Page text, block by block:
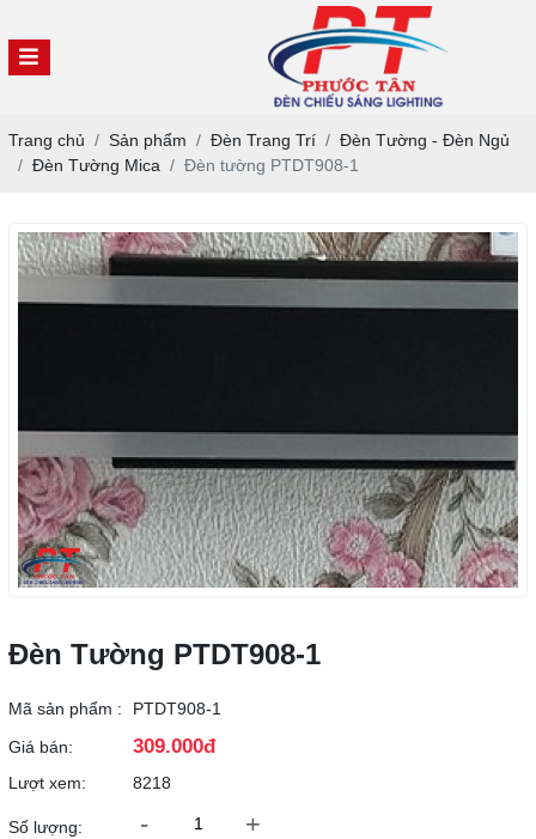
Trang chủ Sản phẩm Đèn Trang Trí
Đèn Tường - Đèn Ngủ
Đèn Tường Mica
Đèn tường PTDT908-1
Đèn Tường PTDT908-1
Mã sản phẩm :
PTDT908-1
Giá bán:
309.000đ
Lượt xem: 8218
Số lượng: - +